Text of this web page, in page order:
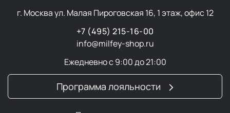
г. Москва ул. Малая Пироговская 16, 1 этаж, офис 12
+7 (495) 215-16-00
info@milfey-shop.ru
Ежедневно с 9:00 до 21:00
Программа лояльности